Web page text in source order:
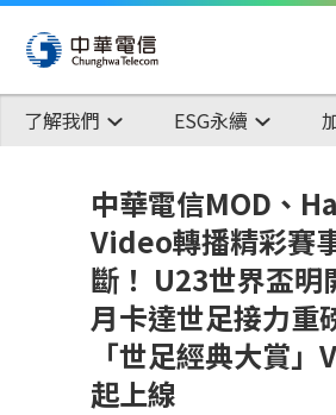
了解我們 ESG永續
中華電信MOD、
Video轉播精彩賽
斷！ U23世界盃明
月卡達世足接力重
「世足經典大賞」
起上線